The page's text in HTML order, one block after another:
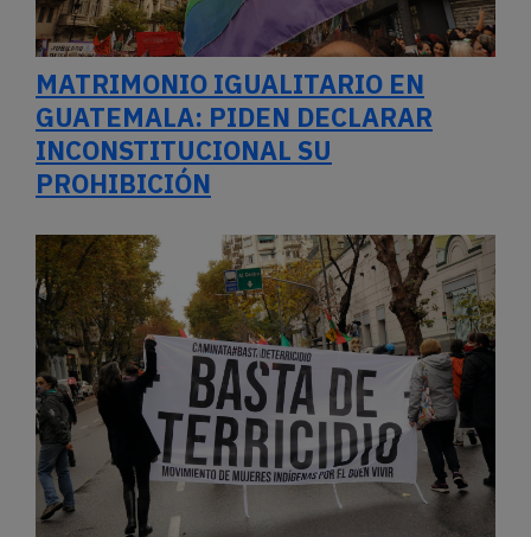
MATRIMONIO IGUALITARIO EN
GUATEMALA: PIDEN DECLARAR
INCONSTITUCIONAL SU
PROHIBICIÓN